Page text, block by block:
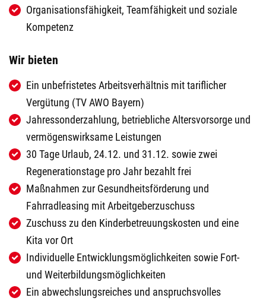
Organisationsfähigkeit, Teamfähigkeit und soziale
Kompetenz
Wir bieten
Ein unbefristetes Arbeitsverhältnis mit tariflicher
Vergütung (TV AWO Bayern)
Jahressonderzahlung, betriebliche Altersvorsorge und
vermögenswirksame Leistungen
30 Tage Urlaub, 24.12. und 31.12. sowie zwei
Regenerationstage pro Jahr bezahlt frei
Maßnahmen zur Gesundheitsförderung und
Fahrradleasing mit Arbeitgeberzuschuss
Zuschuss zu den Kinderbetreuungskosten und eine
Kita vor Ort
Individuelle Entwicklungsmöglichkeiten sowie Fort-
und Weiterbildungsmöglichkeiten
Ein abwechslungsreiches und anspruchsvolles